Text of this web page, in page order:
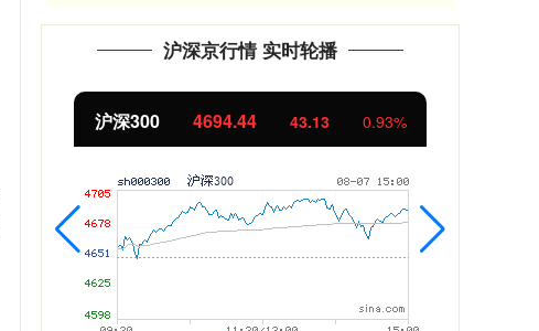
沪深京行情 实时轮播
0.93% 北证50 1134.24